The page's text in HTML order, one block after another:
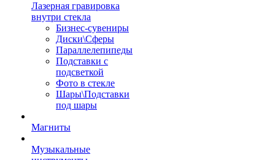
Лазерная гравировка
внутри стекла
Бизнес-сувениры
Диски\Сферы
Параллелепипеды
Подставки с
подсветкой
Фото в стекле
Шары\Подставки
под шары
Магниты
Музыкальные